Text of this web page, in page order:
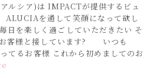
ルシア)は IMPACTが提供するビュ
ALUCIAを通して笑顔になって欲し
を楽しく過ごしていただきたい そ
お客様と接しています? いつも
てるお客様 これから初めましてのお